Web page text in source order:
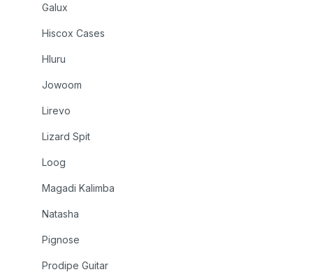
Galux
Hiscox Cases
Hluru
Jowoom
Lirevo
Lizard Spit
Loog
Magadi Kalimba
Natasha
Pignose
Prodipe Guitar